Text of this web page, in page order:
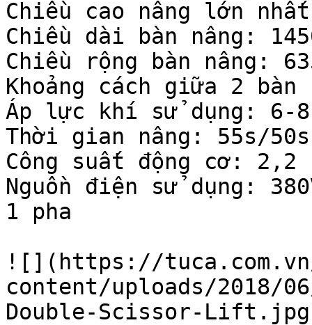
Chiều cao nâng lớn
Chiều dài bàn nâng:
Chiều rộng bàn nâng:
Khoảng cách giữa 2 bàn
Áp lực khí sử dụng: 6-8
Thời gian nâng: 55s/50s
Công suất động cơ: 2,2
Nguồn điện sử dụng:
1 pha
![](https://
content/uploads/2018/
Double-Scissor-